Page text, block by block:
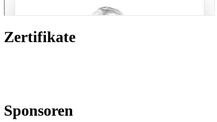
Zertifikate
Sponsoren